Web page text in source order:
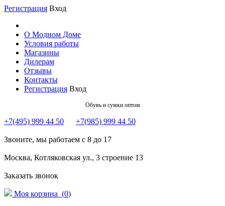
Регистрация Вход
О Модном Доме
Условия работы
Магазины
Дилерам
Отзывы
Контакты
Регистрация Вход
Обувь и сумки оптом
+7(495) 999 44 50 +7(985) 999 44 50
Звоните, мы работаем с 8 до 17
Москва, Котляковская ул., 3 строение 13
Заказать звонок
Моя корзина (0)